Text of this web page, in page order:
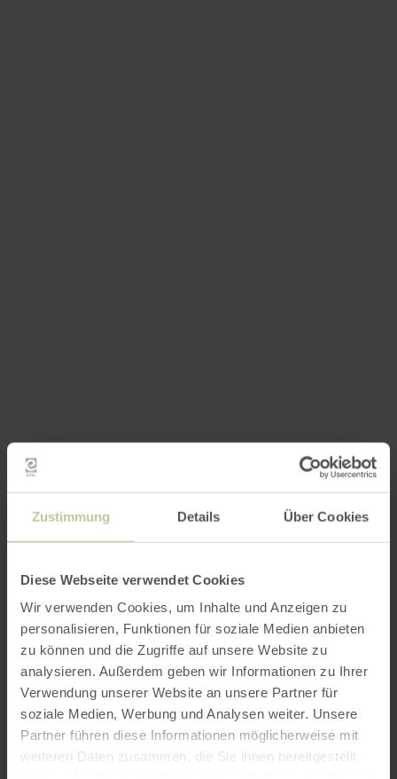
Zustimmung Details Über Cookies
Diese Webseite verwendet Cookies
Wir verwenden Cookies, um Inhalte und Anzeigen zu
personalisieren, Funktionen für soziale Medien anbieten
zu können und die Zugriffe auf unsere Website zu
analysieren. Außerdem geben wir Informationen zu Ihrer
Verwendung unserer Website an unsere Partner für
soziale Medien, Werbung und Analysen weiter. Unsere
Partner führen diese Informationen möglicherweise mit
weiteren Daten zusammen, die Sie ihnen bereitgestellt